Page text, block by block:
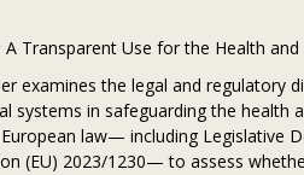
A Transparent Use for the Health
examines the legal and regulatory
systems in safeguarding the
law— including Legislative
(EU) 2023/1230— to assess